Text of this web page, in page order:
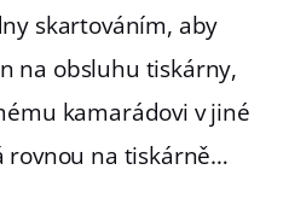
skartováním, aby
na obsluhu tiskárny,
kamarádovi v jiné
rovnou na tiskárně…